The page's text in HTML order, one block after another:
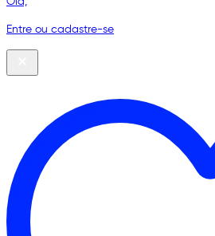
Entre ou cadastre-se